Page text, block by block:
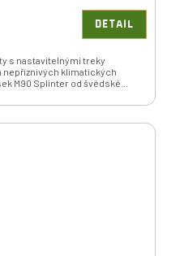
DETAIL
s nastavitelnými treky
nepříznivých klimatických
M90 Splinter od švédské...